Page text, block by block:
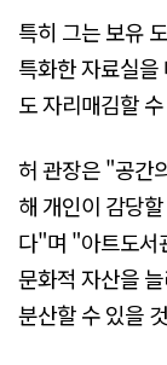
특히 그는 보유
특화한 자료실
도 자리매김할
허 관장은 "공간
해 개인이 감당
다"며 "아트도서
문화적 자산을
분산할 수 있을